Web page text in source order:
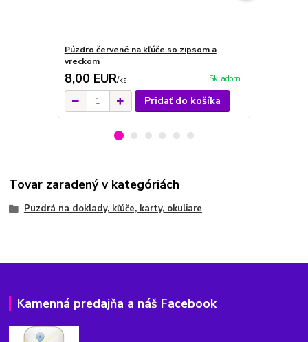
Púzdro červené na kľúče so zipsom a
vreckom
8,00 EUR/ks Skladom
Pridať do košíka
Tovar zaradený v kategóriách
Puzdrá na doklady, kľúče, karty, okuliare
Kamenná predajňa a náš Facebook